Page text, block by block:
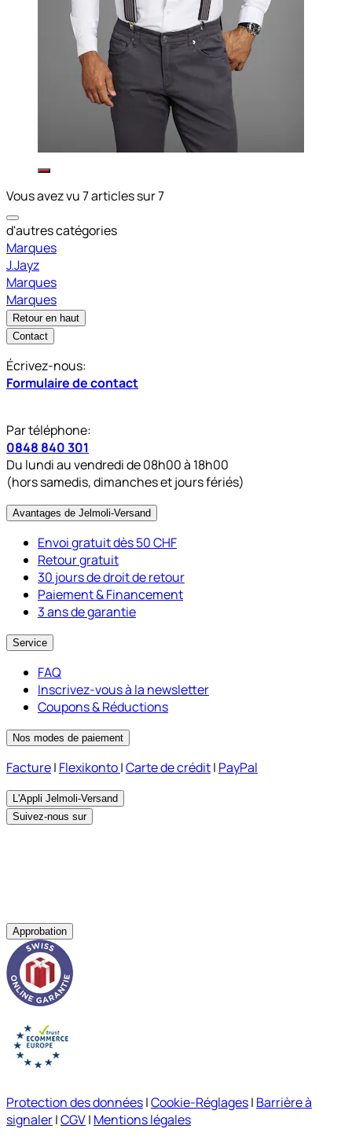
Vous avez vu 7 articles sur 7
d'autres catégories
Marques
J.Jayz
Marques
Marques
Retour en haut
Contact
Écrivez-nous:
Formulaire de contact
Par téléphone:
0848 840 301
Du lundi au vendredi de 08h00 à 18h00
(hors samedis, dimanches et jours fériés)
Avantages de Jelmoli-Versand
Envoi gratuit dès 50 CHF
Retour gratuit
30 jours de droit de retour
Paiement & Financement
3 ans de garantie
Service
FAQ
Inscrivez-vous à la newsletter
Coupons & Réductions
Nos modes de paiement
Facture| Flexikonto|Carte de crédit| PayPal
L'Appli Jelmoli-Versand
Suivez-nous sur
Approbation
Protection des données|Cookie-Réglages| Barrière à
signaler|CGV| Mentions légales